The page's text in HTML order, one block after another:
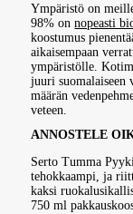
Ympäristö on
98% onnopeasti
koostumus
aikaisempaan
ympäristölle.
juuri suomalaiseen
määrän
veteen.
ANNOSTELE
Serto Tumma
tehokkaampi, ja
kaksi
750 ml